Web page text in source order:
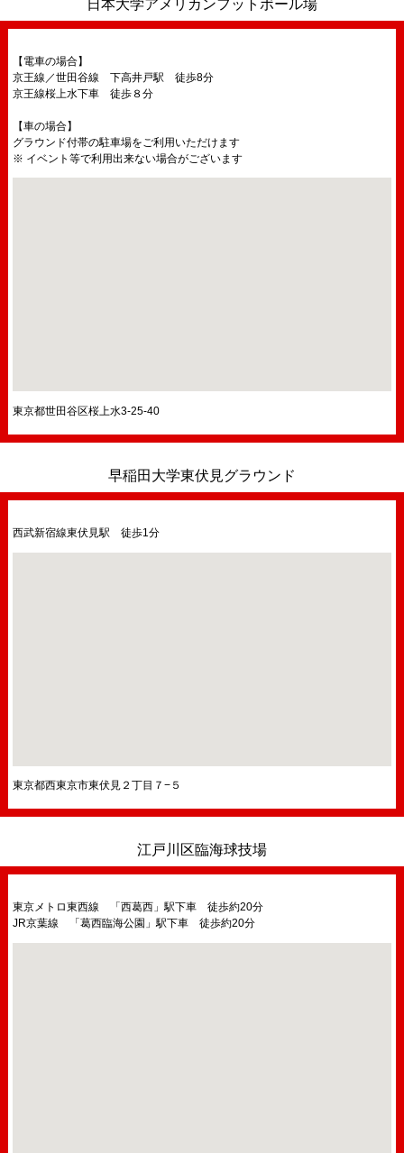
【電車の場合】
京王線／世田谷線 下高井戸駅 徒歩8分
京王線桜上水下車 徒歩８分
【車の場合】
グラウンド付帯の駐車場をご利用いただけます
※ イベント等で利用出来ない場合がございます
東京都世田谷区桜上水3-25-40
早稲田大学東伏見グラウンド
西武新宿線東伏見駅 徒歩1分
東京都西東京市東伏見２丁目７−５
江戸川区臨海球技場
東京メトロ東西線 「西葛西」駅下車 徒歩約20分
JR京葉線 「葛西臨海公園」駅下車 徒歩約20分